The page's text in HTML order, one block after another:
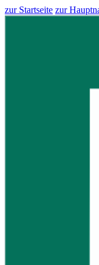
zur Startseite zur